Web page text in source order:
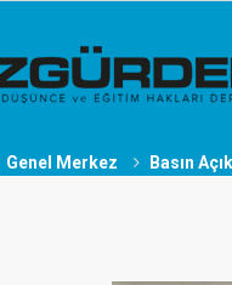
Genel Merkez Basın